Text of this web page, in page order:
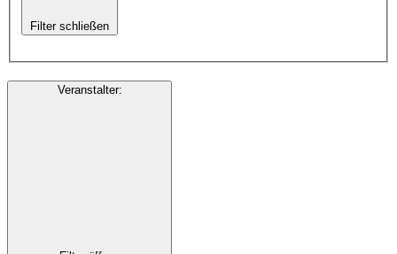
Filter schließen
Veranstalter: